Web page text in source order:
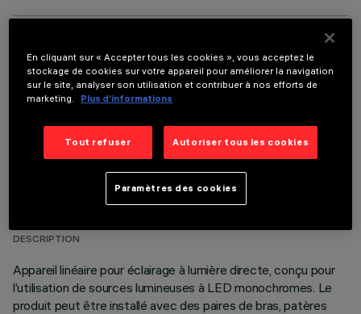
COMPOSANTS OPTIONNELS
DONNÉES TECHNIQUES
DESCRIPTION
Appareil linéaire pour éclairage à lumière directe, conçu pour
l’utilisation de sources lumineuses à LED monochromes. Le
produit peut être installé avec des paires de bras, patères
En cliquant sur « Accepter tous les cookies », vous acceptez le
stockage de cookies sur votre appareil pour améliorer la navigation
sur le site, analyser son utilisation et contribuer à nos efforts de
marketing.
Plus d’informations
Tout refuser Autoriser tous les cookies
Paramètres des cookies